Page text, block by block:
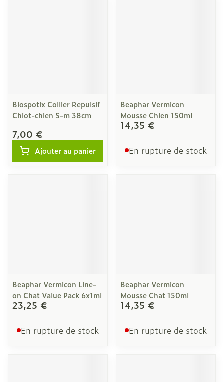
Biospotix Collier Repulsif
Chiot-chien S-m 38cm
7,00 €
Ajouter au panier
Beaphar Vermicon
Mousse Chien 150ml
14,35 €
En rupture de stock
Beaphar Vermicon Line-
on Chat Value Pack 6x1ml
23,25 €
En rupture de stock
Beaphar Vermicon
Mousse Chat 150ml
14,35 €
En rupture de stock